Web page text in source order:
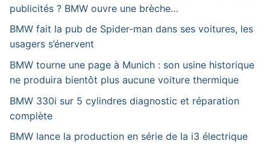
publicités ? BMW ouvre une brèche…
BMW fait la pub de Spider-man dans ses voitures, les
usagers s’énervent
BMW tourne une page à Munich : son usine historique
ne produira bientôt plus aucune voiture thermique
BMW 330i sur 5 cylindres diagnostic et réparation
complète
BMW lance la production en série de la i3 électrique